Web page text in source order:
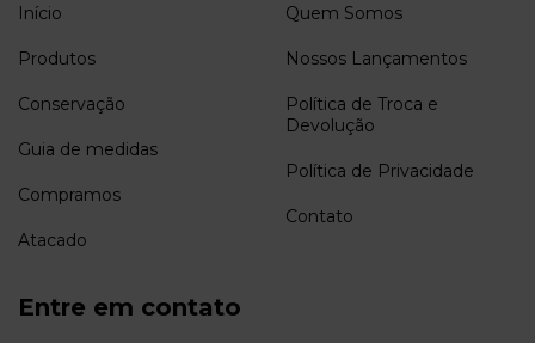
Início
Produtos
Conservação
Guia de medidas
Compramos
Atacado
Quem Somos
Nossos Lançamentos
Política de Troca e
Devolução
Política de Privacidade
Contato
Entre em contato